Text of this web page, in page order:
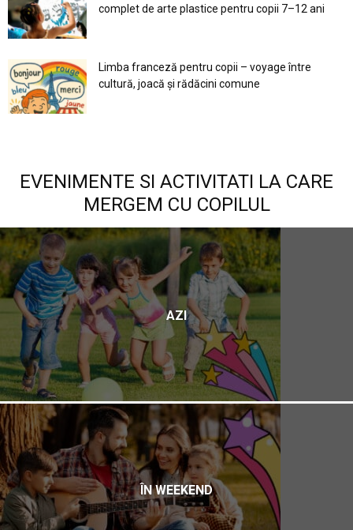
complet de arte plastice pentru copii 7–12 ani
Limba franceză pentru copii – voyage între
cultură, joacă și rădăcini comune
EVENIMENTE SI ACTIVITATI LA CARE
MERGEM CU COPILUL
AZI
ÎN WEEKEND